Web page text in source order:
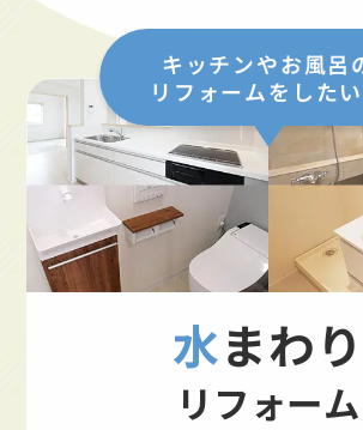
キッチンやお風呂
リフォームをしたい
水まわり
リフォーム